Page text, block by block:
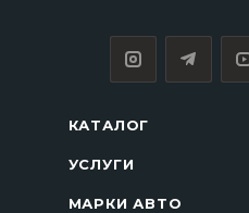
КАТАЛОГ
УСЛУГИ
МАРКИ АВТО